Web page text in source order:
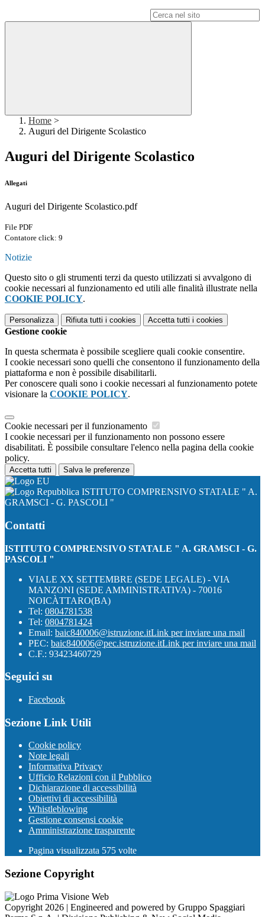
Home >
Auguri del Dirigente Scolastico
Auguri del Dirigente Scolastico
Allegati
Auguri del Dirigente Scolastico.pdf
File PDF
Contatore click: 9
Notizie
Questo sito o gli strumenti terzi da questo utilizzati si avvalgono di
cookie necessari al funzionamento ed utili alle finalità illustrate nella
COOKIE POLICY.
Personalizza Rifiuta tutti i cookies Accetta tutti i cookies
Gestione cookie
In questa schermata è possibile scegliere quali cookie consentire.
I cookie necessari sono quelli che consentono il funzionamento della
piattaforma e non è possibile disabilitarli.
Per conoscere quali sono i cookie necessari al funzionamento potete
visionare la COOKIE POLICY.
Cookie necessari per il funzionamento
I cookie necessari per il funzionamento non possono essere
disabilitati. È possibile consultare l'elenco nella pagina della cookie
policy.
Accetta tutti Salva le preferenze
ISTITUTO COMPRENSIVO STATALE " A.
GRAMSCI - G. PASCOLI "
Contatti
ISTITUTO COMPRENSIVO STATALE " A. GRAMSCI - G.
PASCOLI "
VIALE XX SETTEMBRE (SEDE LEGALE) - VIA
MANZONI (SEDE AMMINISTRATIVA) - 70016
NOICÀTTARO(BA)
Tel: 0804781538
Tel: 0804781424
Email: baic840006@istruzione.itLink per inviare una mail
PEC: baic840006@pec.istruzione.itLink per inviare una mail
C.F.: 93423460729
Seguici su
Facebook
Sezione Link Utili
Cookie policy
Note legali
Informativa Privacy
Ufficio Relazioni con il Pubblico
Dichiarazione di accessibilità
Obiettivi di accessibilità
Whistleblowing
Gestione consensi cookie
Amministrazione trasparente
Pagina visualizzata 575 volte
Sezione Copyright
Copyright 2026 | Engineered and powered by Gruppo Spaggiari